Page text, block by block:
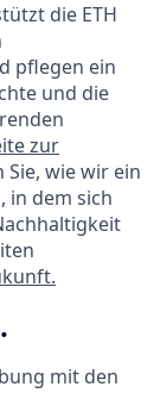
die ETH
pflegen ein
und die
zur
Sie, wie wir ein
in dem sich
mit den